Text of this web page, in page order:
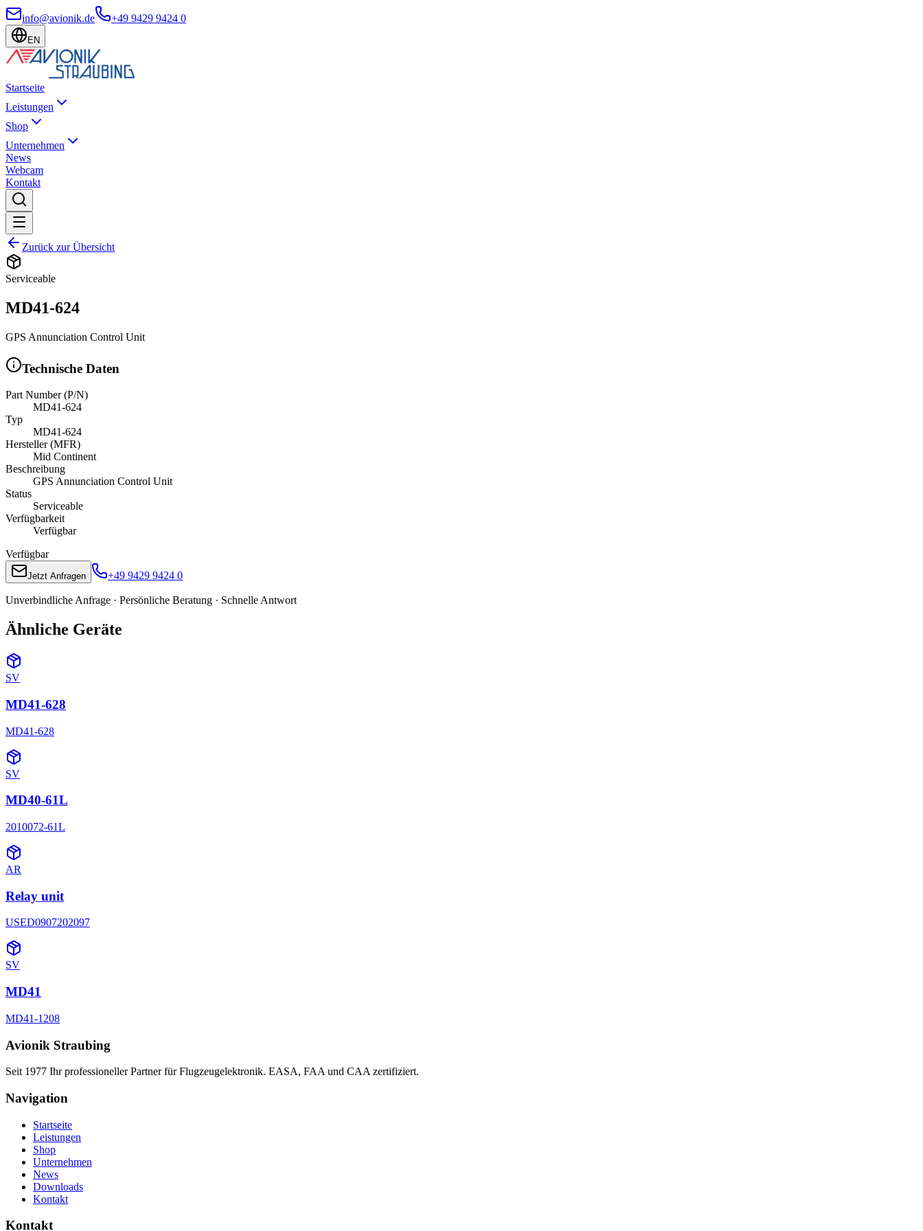
info@avionik.de +49 9429 9424 0
EN
Startseite
Leistungen
Shop
Unternehmen
News
Webcam
Kontakt
Zurück zur Übersicht
Serviceable
MD41-624
GPS Annunciation Control Unit
Technische Daten
Part Number (P/N)
MD41-624
Typ
MD41-624
Hersteller (MFR)
Mid Continent
Beschreibung
GPS Annunciation Control Unit
Status
Serviceable
Verfügbarkeit
Verfügbar
Verfügbar
Jetzt Anfragen +49 9429 9424 0
Unverbindliche Anfrage · Persönliche Beratung · Schnelle Antwort
Ähnliche Geräte
SV
MD41-628
MD41-628
SV
MD40-61L
2010072-61L
AR
Relay unit
USED0907202097
SV
MD41
MD41-1208
Avionik Straubing
Seit 1977 Ihr professioneller Partner für Flugzeugelektronik. EASA, FAA und CAA zertifiziert.
Navigation
Startseite
Leistungen
Shop
Unternehmen
News
Downloads
Kontakt
Kontakt